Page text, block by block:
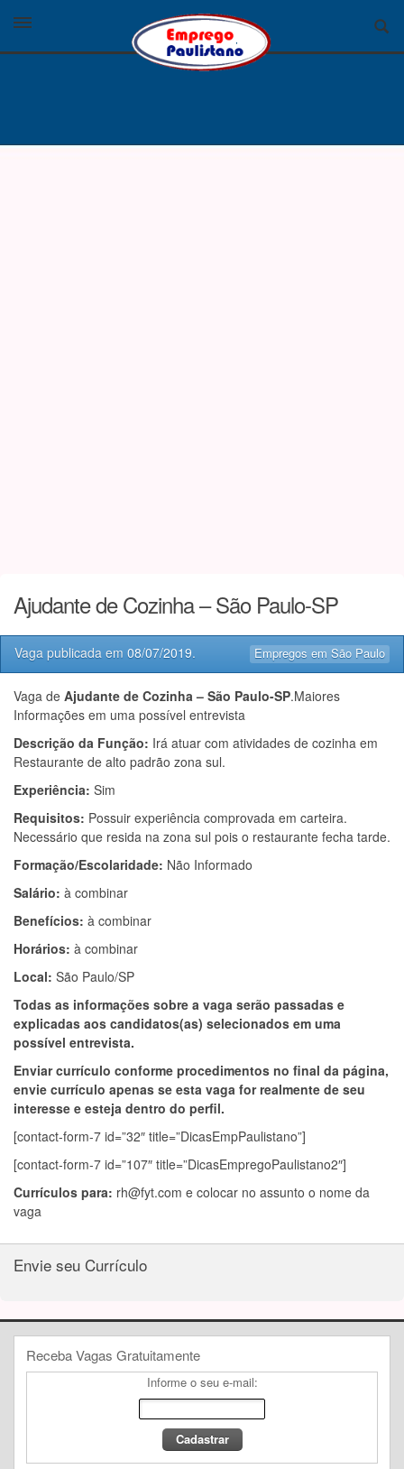
Ajudante de Cozinha – São Paulo-SP
Empregos em São Paulo
Vaga publicada em 08/07/2019.
Vaga de Ajudante de Cozinha – São Paulo-SP.Maiores
Informações em uma possível entrevista
Descrição da Função: Irá atuar com atividades de cozinha em
Restaurante de alto padrão zona sul.
Experiência: Sim
Requisitos: Possuir experiência comprovada em carteira.
Necessário que resida na zona sul pois o restaurante fecha tarde.
Formação/Escolaridade: Não Informado
Salário: à combinar
Benefícios: à combinar
Horários: à combinar
Local: São Paulo/SP
Todas as informações sobre a vaga serão passadas e
explicadas aos candidatos(as) selecionados em uma
possível entrevista.
Enviar currículo conforme procedimentos no final da página,
envie currículo apenas se esta vaga for realmente de seu
interesse e esteja dentro do perfil.
[contact-form-7 id=”32″ title=”DicasEmpPaulistano”]
[contact-form-7 id=”107″ title=”DicasEmpregoPaulistano2″]
Currículos para: rh@fyt.com e colocar no assunto o nome da
vaga
Envie seu Currículo
Receba Vagas Gratuitamente
Informe o seu e-mail: